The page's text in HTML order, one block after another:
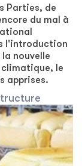
Parties, de
du mal à
l'introduction
nouvelle
climatique, le
apprises.